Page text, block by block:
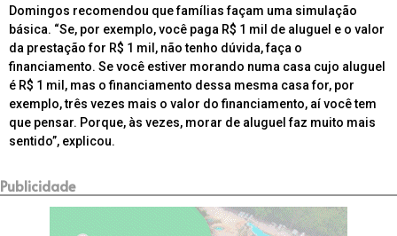
Domingos recomendou que famílias façam uma simulação
básica. “Se, por exemplo, você paga R$ 1 mil de aluguel e o valor
da prestação for R$ 1 mil, não tenho dúvida, faça o
financiamento. Se você estiver morando numa casa cujo aluguel
é R$ 1 mil, mas o financiamento dessa mesma casa for, por
exemplo, três vezes mais o valor do financiamento, aí você tem
que pensar. Porque, às vezes, morar de aluguel faz muito mais
sentido”, explicou.
Publicidade